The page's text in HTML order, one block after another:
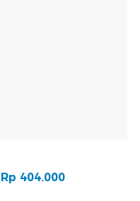
404.000